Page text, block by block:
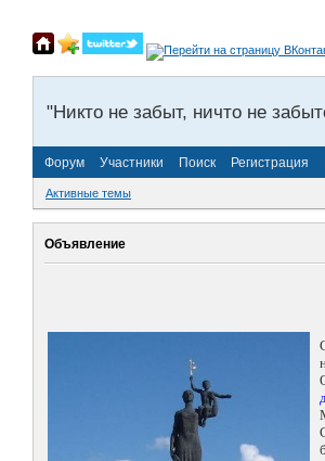
"Никто не забыт, ничто не
Форум Участники Поиск Регистрация
Активные темы
Объявление